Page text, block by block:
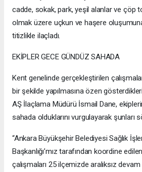
cadde, sokak, park, yeşil alanlar ve çöp
olmak üzere uçkun ve haşere
titizlikle ilaçladı.
EKİPLER GECE GÜNDÜZ SAHADA
Kent genelinde gerçekleştirilen
bir şekilde yapılmasına özen
AŞ İlaçlama Müdürü İsmail Dane,
sahada olduklarını vurgulayarak şunları
“Ankara Büyükşehir Belediyesi Sağlık
Başkanlığı’mız tarafından koordine
çalışmaları 25 ilçemizde aralıksız